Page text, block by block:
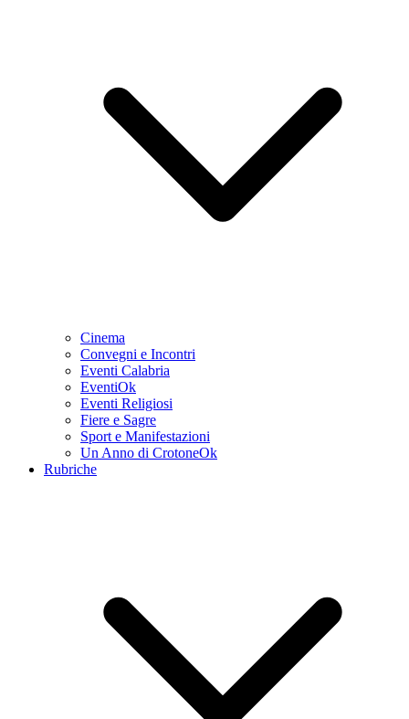
Cinema
Convegni e Incontri
Eventi Calabria
EventiOk
Eventi Religiosi
Fiere e Sagre
Sport e Manifestazioni
Un Anno di CrotoneOk
Rubriche